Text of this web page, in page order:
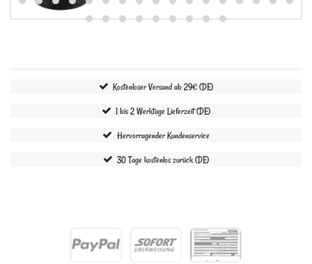
Kostenloser Versand ab 29€ (DE)
1 bis 2 Werktage Lieferzeit (DE)
Hervorragender Kundenservice
30 Tage kostenlos zurück (DE)